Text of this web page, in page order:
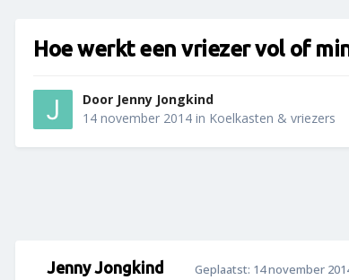
Hoe werkt een vriezer vol of
Door Jenny Jongkind
14 november 2014 in Koelkasten & vriezers
Jenny Jongkind Geplaatst: 14 november